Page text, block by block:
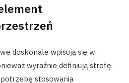
doskonale wpisują się w
wyraźnie definiują strefę
stosowania